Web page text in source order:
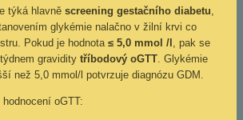
týká hlavně screening gestačního diabetu
glykémie nalačno v žilní krvi co
Pokud je hodnota ≤ 5,0 mmol /l , pak se
gravidity tříbodový oGTT . Glykémie
než 5,0 mmol/l potvrzuje diagnózu GDM.
oGTT: